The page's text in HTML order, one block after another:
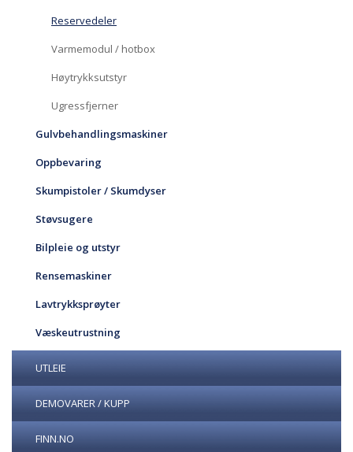
Reservedeler
Varmemodul / hotbox
Høytrykksutstyr
Ugressfjerner
Gulvbehandlingsmaskiner
Oppbevaring
Skumpistoler / Skumdyser
Støvsugere
Bilpleie og utstyr
Rensemaskiner
Lavtrykksprøyter
Væskeutrustning
UTLEIE
DEMOVARER / KUPP
FINN.NO